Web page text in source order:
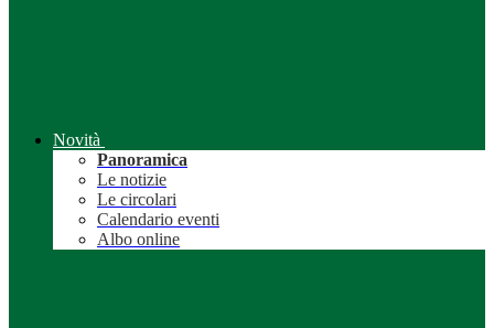
Novità
Panoramica
Le notizie
Le circolari
Calendario eventi
Albo online